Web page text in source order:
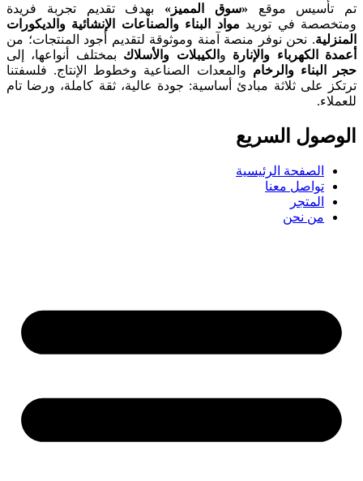
تم تأسيس موقع «سوق المميز» بهدف تقديم تجربة فريدة
ومتخصصة في توريد مواد البناء والصناعات الإنشائية والديكورات
المنزلية. نحن نوفر منصة آمنة وموثوقة لتقديم أجود المنتجات؛ من
أعمدة الكهرباء والإنارة و الكيبلات والأسلاك بمختلف أنواعها، إلى
حجر البناء والرخام والمعدات الصناعية وخطوط الإنتاج. فلسفتنا
ترتكز على ثلاثة مبادئ أساسية: جودة عالية، ثقة كاملة، ورضا تام
للعملاء.
الوصول السریع
الصفحة الرئيسية
تواصل معنا
المتجر
من نحن